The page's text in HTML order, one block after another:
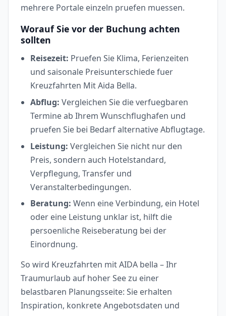
mehrere Portale einzeln pruefen muessen.
Worauf Sie vor der Buchung achten
sollten
Reisezeit: Pruefen Sie Klima, Ferienzeiten
und saisonale Preisunterschiede fuer
Kreuzfahrten Mit Aida Bella.
Abflug: Vergleichen Sie die verfuegbaren
Termine ab Ihrem Wunschflughafen und
pruefen Sie bei Bedarf alternative Abflugtage.
Leistung: Vergleichen Sie nicht nur den
Preis, sondern auch Hotelstandard,
Verpflegung, Transfer und
Veranstalterbedingungen.
Beratung: Wenn eine Verbindung, ein Hotel
oder eine Leistung unklar ist, hilft die
persoenliche Reiseberatung bei der
Einordnung.
So wird Kreuzfahrten mit AIDA bella – Ihr
Traumurlaub auf hoher See zu einer
belastbaren Planungsseite: Sie erhalten
Inspiration, konkrete Angebotsdaten und